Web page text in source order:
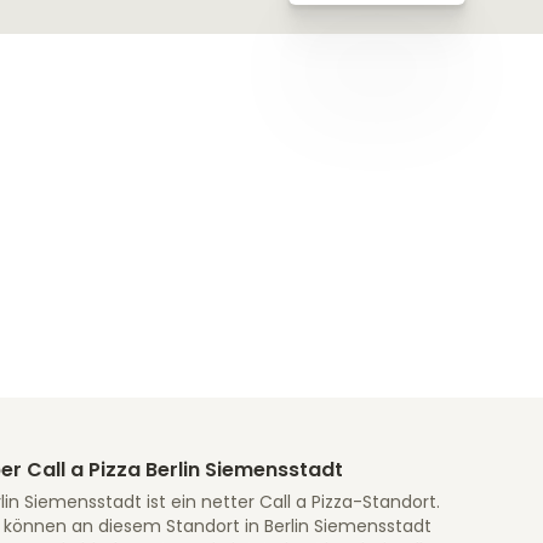
Call a Pizza Berlin Siemensstadt
Siemensstadt ist ein netter Call a Pizza-Standort.
können an diesem Standort in Berlin Siemensstadt